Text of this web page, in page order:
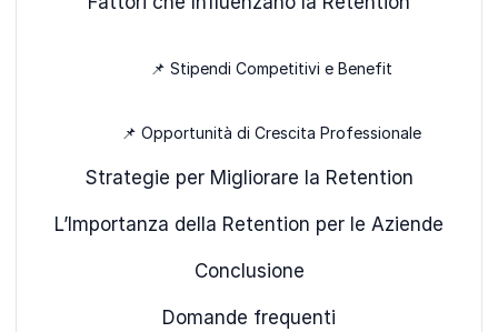
📌 Stipendi Competitivi e Benefit
📌 Opportunità di Crescita Professionale
Strategie per Migliorare la Retention
L’Importanza della Retention per le Aziende
Conclusione
Domande frequenti